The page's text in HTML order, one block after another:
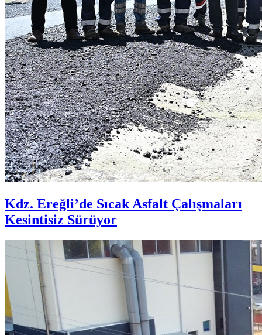
Kdz. Ereğli’de Sıcak Asfalt Çalışmaları
Kesintisiz Sürüyor